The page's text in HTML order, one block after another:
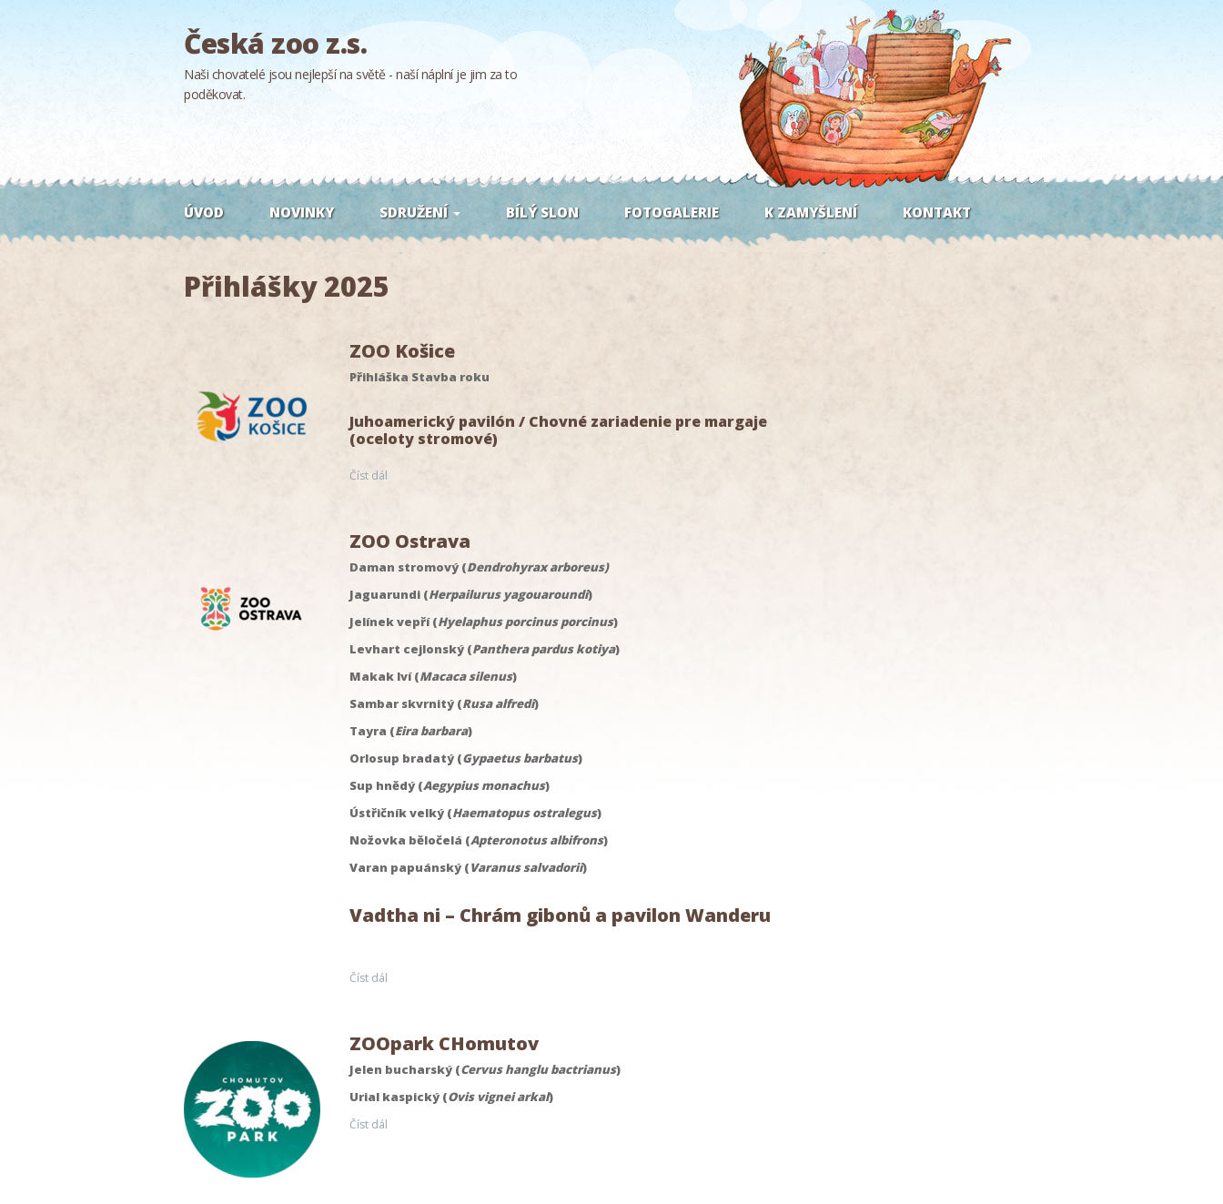
Česká zoo z.s.
Naši chovatelé jsou nejlepší na světě - naší náplní je jim za to
poděkovat.
ÚVOD NOVINKY SDRUŽENÍ BÍLÝ SLON FOTOGALERIE K ZAMYŠLENÍ KONTAKT
Přihlášky 2025
ZOO Košice
Přihláška Stavba roku
Juhoamerický pavilón / Chovné zariadenie pre margaje
(oceloty stromové)
Číst dál
ZOO Ostrava
Daman stromový (Dendrohyrax arboreus)
Jaguarundi (Herpailurus yagouaroundi)
Jelínek vepří (Hyelaphus porcinus porcinus)
Levhart cejlonský (Panthera pardus kotiya)
Makak lví (Macaca silenus)
Sambar skvrnitý (Rusa alfredi)
Tayra (Eira barbara)
Orlosup bradatý (Gypaetus barbatus)
Sup hnědý (Aegypius monachus)
Ústřičník velký (Haematopus ostralegus)
Nožovka běločelá (Apteronotus albifrons)
Varan papuánský (Varanus salvadorii)
Vadtha ni – Chrám gibonů a pavilon Wanderu
Číst dál
ZOOpark CHomutov
Jelen bucharský (Cervus hanglu bactrianus)
Urial kaspický (Ovis vignei arkal)
Číst dál